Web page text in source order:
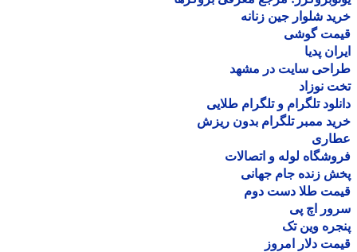
شلوار جین زنانه
گوشی
پدیا
سایت در مشهد
نوزاد
تلگرام و تلگرام طلایی
ممبر تلگرام بدون ریزش
لوله و اتصالات
زنده جام جهانی
طلا دست دوم
اچ پی
وین تک
دلار امروز